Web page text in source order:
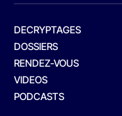
DECRYPTAGES
DOSSIERS
RENDEZ-VOUS
VIDEOS
PODCASTS